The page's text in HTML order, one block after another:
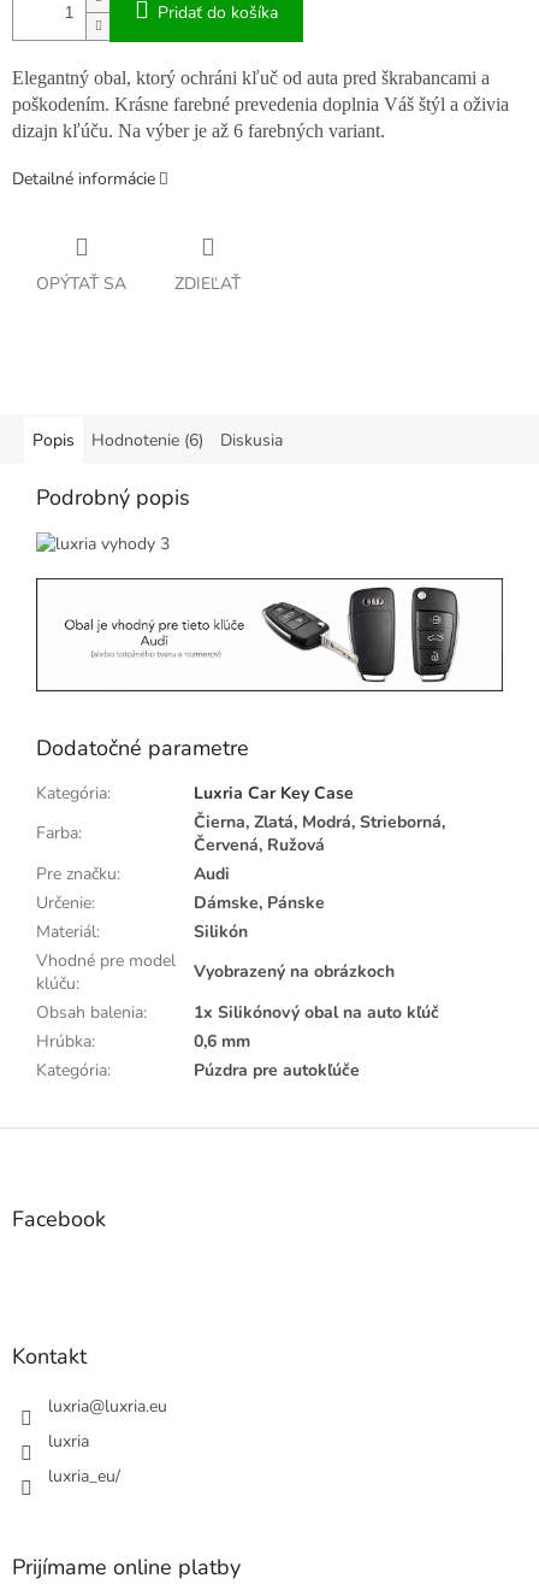
Pridať do košíka
Elegantný obal, ktorý ochráni kľuč od auta pred škrabancami a
poškodením. Krásne farebné prevedenia doplnia Váš štýl a oživia
dizajn kľúču. Na výber je až 6 farebných variant.
Detailné informácie
OPÝTAŤ SA ZDIEĽAŤ
Popis Hodnotenie (6) Diskusia
Podrobný popis
Dodatočné parametre
Kategória:
Luxria Car Key Case
Farba:
Čierna, Zlatá, Modrá, Strieborná,
Červená, Ružová
Pre značku:
Audi
Určenie:
Dámske, Pánske
Materiál:
Silikón
Vhodné pre model
klúču:
Vyobrazený na obrázkoch
Obsah balenia:
1x Silikónový obal na auto kľúč
Hrúbka:
0,6 mm
Kategória: Púzdra pre autokľúče
Z
Facebook
Kontakt
luxria@luxria.eu
luxria
luxria_eu/
Prijímame online platby